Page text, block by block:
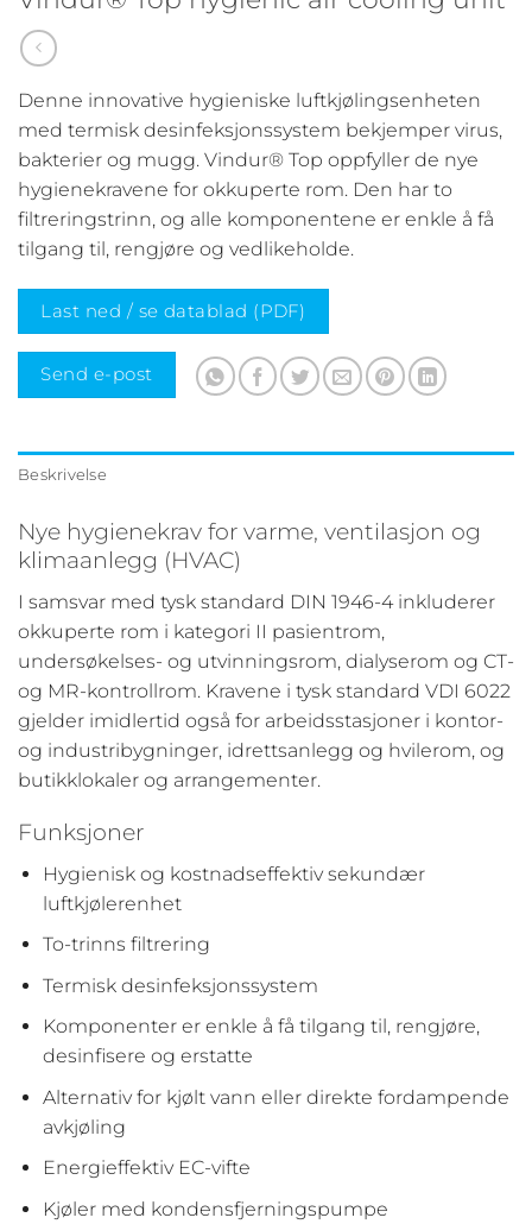
Denne innovative hygieniske luftkjølingsenheten
med termisk desinfeksjonssystem bekjemper virus,
bakterier og mugg. Vindur® Top oppfyller de nye
hygienekravene for okkuperte rom. Den har to
filtreringstrinn, og alle komponentene er enkle å få
tilgang til, rengjøre og vedlikeholde.
Last ned / se datablad (PDF)
Send e-post
Beskrivelse
Nye hygienekrav for varme, ventilasjon og
klimaanlegg (HVAC)
I samsvar med tysk standard DIN 1946-4 inkluderer
okkuperte rom i kategori II pasientrom,
undersøkelses- og utvinningsrom, dialyserom og CT-
og MR-kontrollrom. Kravene i tysk standard VDI 6022
gjelder imidlertid også for arbeidsstasjoner i kontor-
og industribygninger, idrettsanlegg og hvilerom, og
butikklokaler og arrangementer.
Funksjoner
Hygienisk og kostnadseffektiv sekundær
luftkjølerenhet
To-trinns filtrering
Termisk desinfeksjonssystem
Komponenter er enkle å få tilgang til, rengjøre,
desinfisere og erstatte
Alternativ for kjølt vann eller direkte fordampende
avkjøling
Energieffektiv EC-vifte
Kjøler med kondensfjerningspumpe